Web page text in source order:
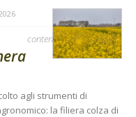
contenuto sponsorizzato
agli strumenti di
la filiera colza di